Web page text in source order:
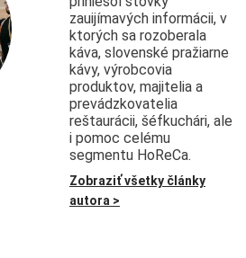
zauijímavých informácii, v
ktorých sa rozoberala
káva, slovenské pražiarne
kávy, výrobcovia
produktov, majitelia a
prevádzkovatelia
reštaurácii, šéfkuchári, ale
i pomoc celému
segmentu HoReCa.
Zobraziť všetky články
autora >